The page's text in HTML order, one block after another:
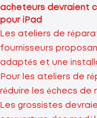
acheteurs devraient
pour iPad
Les ateliers de
fournisseurs
adaptés et une
Pour les ateliers de
réduire les échecs de
Les grossistes